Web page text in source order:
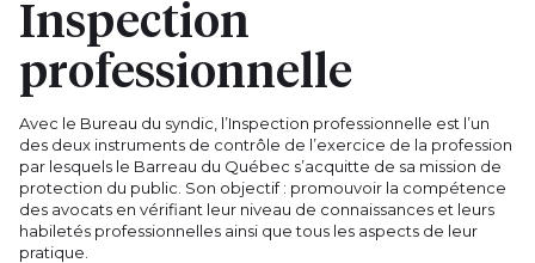
Inspection
professionnelle
Avec le Bureau du syndic, l’Inspection professionnelle est l’un
des deux instruments de contrôle de l’exercice de la profession
par lesquels le Barreau du Québec s’acquitte de sa mission de
protection du public. Son objectif : promouvoir la compétence
des avocats en vérifiant leur niveau de connaissances et leurs
habiletés professionnelles ainsi que tous les aspects de leur
pratique.